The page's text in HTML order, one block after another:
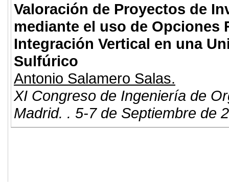
Valoración de Proyectos de
mediante el uso de Opciones
Integración Vertical en una
Sulfúrico
Antonio Salamero Salas.
XI Congreso de Ingeniería de
Madrid. . 5-7 de Septiembre de